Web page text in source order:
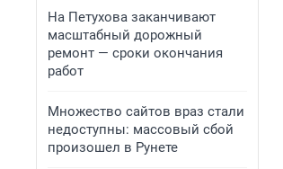
На Петухова заканчивают
масштабный дорожный
ремонт — сроки окончания
работ
Множество сайтов враз стали
недоступны: массовый сбой
произошел в Рунете